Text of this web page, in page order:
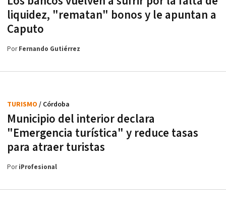
liquidez, "rematan" bonos y le apuntan a
Caputo
PorFernando Gutiérrez
Municipio del interior declara
"Emergencia turística" y reduce tasas
para atraer turistas
TURISMO / Córdoba
PoriProfesional